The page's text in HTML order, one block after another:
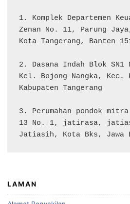
1. Komplek Departemen
Zenan No. 11, Parung
Kota Tangerang, Banten
2. Dasana Indah Blok SN1
Kel. Bojong Nangka, Kec.
Kabupaten Tangerang
3. Perumahan pondok
13 No. 1, jatirasa,
Jatiasih, Kota Bks, Jawa
LAMAN